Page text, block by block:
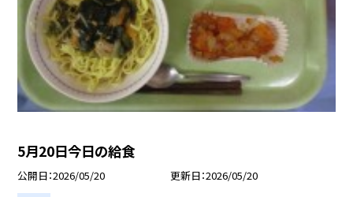
5月20日今日の給食
公開日 2026/05/20 更新日 2026/05/20